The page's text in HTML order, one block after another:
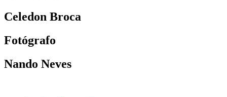
Celedon Broca
Fotógrafo
Nando Neves